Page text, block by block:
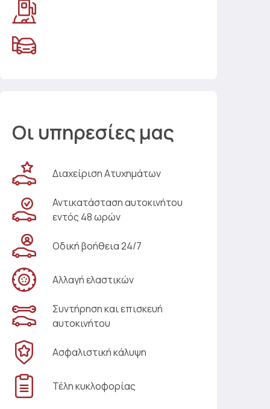
Οι υπηρεσίες μας
Διαχείριση Ατυχημάτων
Αντικατάσταση αυτοκινήτου
εντός 48 ωρών
Οδική βοήθεια 24/7
Αλλαγή ελαστικών
Συντήρηση και επισκευή
αυτοκινήτου
Ασφαλιστική κάλυψη
Τέλη κυκλοφορίας